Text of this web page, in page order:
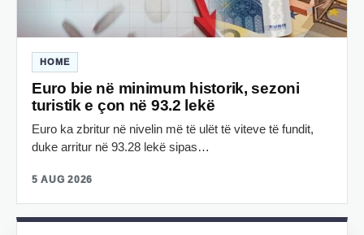
HOME
Euro bie në minimum historik, sezoni
turistik e çon në 93.2 lekë
Euro ka zbritur në nivelin më të ulët të viteve të fundit,
duke arritur në 93.28 lekë sipas…
5 AUG 2026